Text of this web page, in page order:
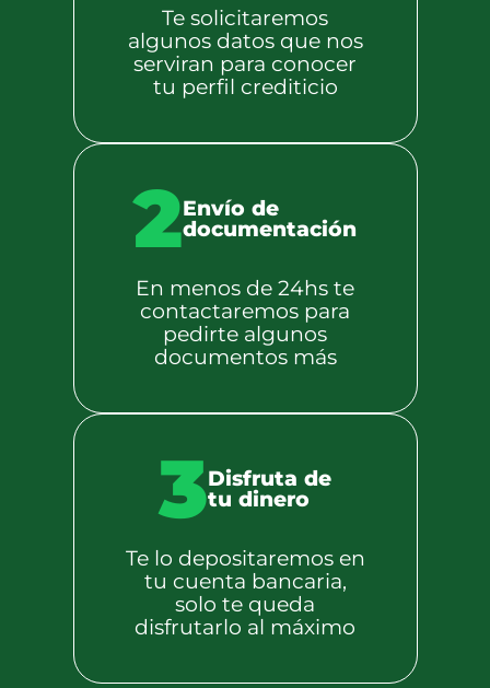
Te solicitaremos
algunos datos que nos
serviran para conocer
tu perfil crediticio
2Envío de
documentación
En menos de 24hs te
contactaremos para
pedirte algunos
documentos más
3Disfruta de
tu dinero
Te lo depositaremos en
tu cuenta bancaria,
solo te queda
disfrutarlo al máximo